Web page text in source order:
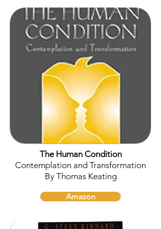
The Human Condition
Contemplation and Transformation
By Thomas Keating
Amazon